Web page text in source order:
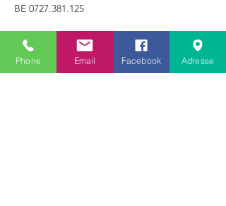
BE 0727.381.125
Phone Email Facebook Adresse